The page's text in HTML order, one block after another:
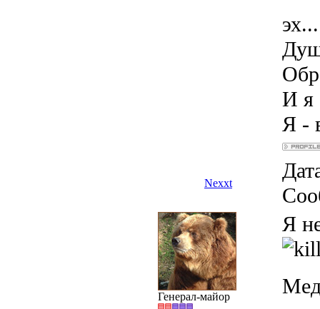
эх...
И я
Я -
Nexxt
Генерал-майор
Я